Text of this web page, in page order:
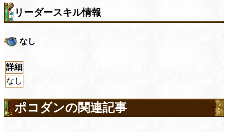
リーダースキル情報
なし
詳細
なし
ポコダンの関連記事